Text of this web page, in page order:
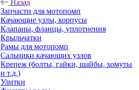
Назад
Запчасти для мотопомп
Качающие узлы, корпусы
Клапаны, фланцы, уплотнения
Крыльчатки
Рамы для мотопомп
Сальники качающих узлов
Крепеж (болты, гайки, шайбы, хомуты
и т.д.)
Улитки